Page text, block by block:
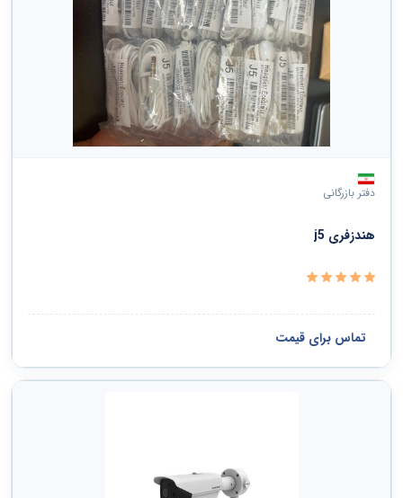
دفتر بازرگانی
هندزفری j5
تماس برای قیمت